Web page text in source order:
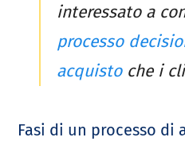
interessato a
processo
acquistoche i
Fasi di un processo di